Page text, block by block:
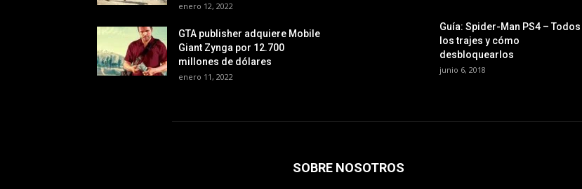
enero 12, 2022
GTA publisher adquiere Mobile
Giant Zynga por 12.700
millones de dólares
enero 11, 2022
Guía: Spider-Man PS4 – Todos
los trajes y cómo
desbloquearlos
junio 6, 2018
SOBRE NOSOTROS